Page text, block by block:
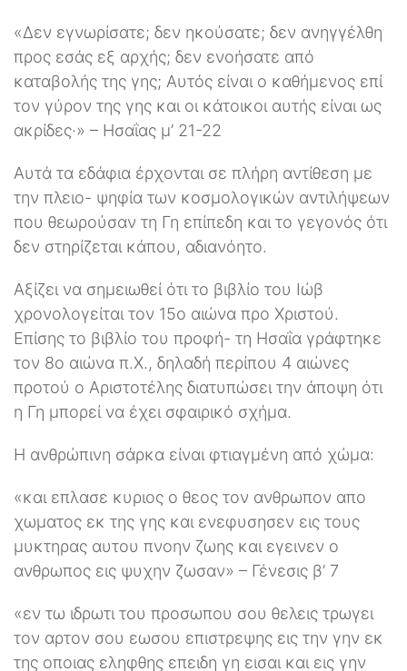
«Δεν εγνωρίσατε; δεν ηκούσατε; δεν ανηγγέλθη
προς εσάς εξ αρχής; δεν ενοήσατε από
καταβολής της γης; Αυτός είναι ο καθήμενος επί
τον γύρον της γης και οι κάτοικοι αυτής είναι ως
ακρίδες·» – Ησαΐας μ’ 21-22
Αυτά τα εδάφια έρχονται σε πλήρη αντίθεση με
την πλειο- ψηφία των κοσμολογικών αντιλήψεων
που θεωρούσαν τη Γη επίπεδη και το γεγονός ότι
δεν στηρίζεται κάπου, αδιανόητο.
Αξίζει να σημειωθεί ότι το βιβλίο του Ιώβ
χρονολογείται τον 15ο αιώνα προ Χριστού.
Επίσης το βιβλίο του προφή- τη Ησαΐα γράφτηκε
τον 8ο αιώνα π.Χ., δηλαδή περίπου 4 αιώνες
προτού ο Αριστοτέλης διατυπώσει την άποψη ότι
η Γη μπορεί να έχει σφαιρικό σχήμα.
Η ανθρώπινη σάρκα είναι φτιαγμένη από χώμα:
«και επλασε κυριος ο θεος τον ανθρωπον απο
χωματος εκ της γης και ενεφυσησεν εις τους
μυκτηρας αυτου πνοην ζωης και εγεινεν ο
ανθρωπος εις ψυχην ζωσαν» – Γένεσις β’ 7
«εν τω ιδρωτι του προσωπου σου θελεις τρωγει
τον αρτον σου εωσου επιστρεψης εις την γην εκ
της οποιας εληφθης επειδη γη εισαι και εις γην